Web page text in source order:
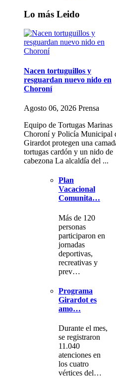
Lo más Leido
Nacen tortuguillos y
resguardan nuevo nido en
Choroní
Agosto 06, 2026 Prensa
Equipo de Tortugas Marinas
Choroní y Policía Municipal
Girardot protegen una
tortugas cardón y un nido de
cabezona La alcaldía del ...
Plan
Vacacional
Comunita…
Más de 120
personas
participaron en
jornadas
deportivas,
recreativas y
prev…
Programa
Girardot es
amo…
Durante el mes,
se registraron
11.040
atenciones en
los cuatro
vértices del…